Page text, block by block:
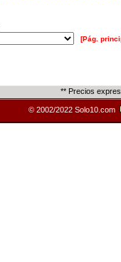
[Pág.
** Precios
© 2002/2022 Solo10.com